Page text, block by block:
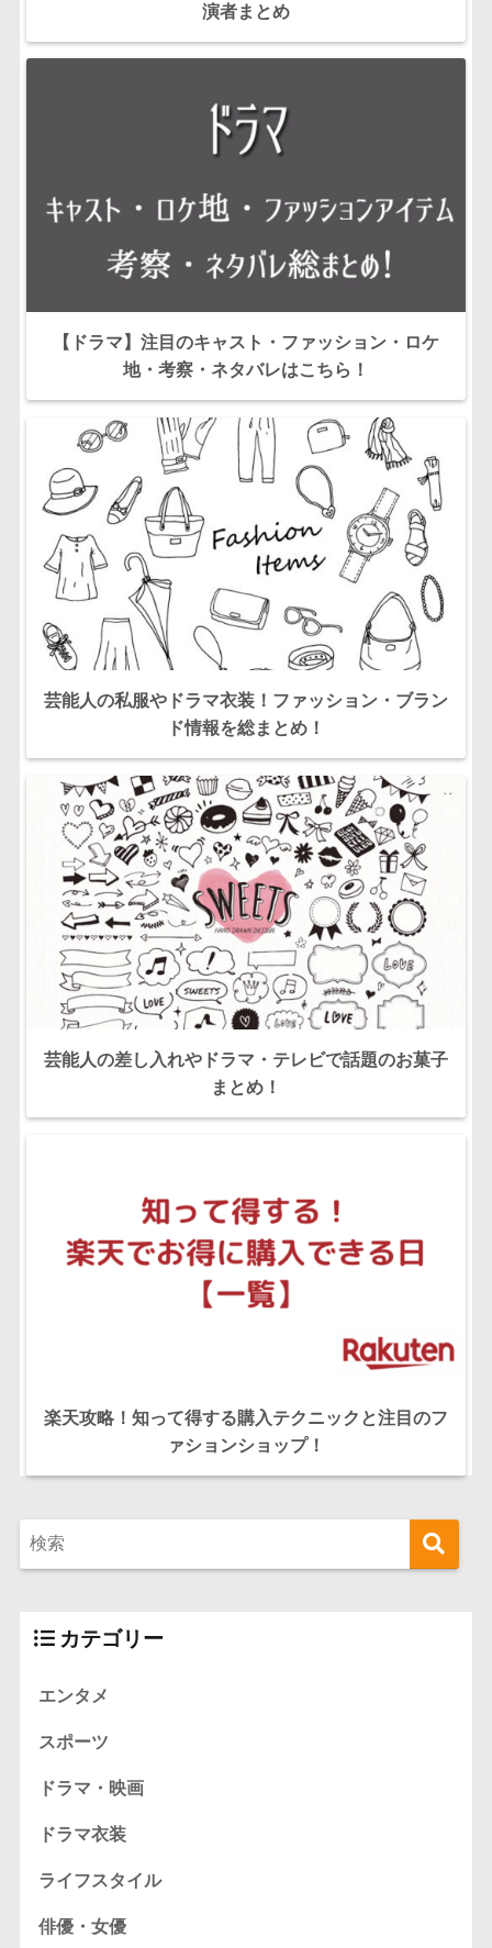
演者まとめ
【ドラマ】注目のキャスト・ファッション・ロケ
地・考察・ネタバレはこちら！
芸能人の私服やドラマ衣装！ファッション・ブラン
ド情報を総まとめ！
芸能人の差し入れやドラマ・テレビで話題のお菓子
まとめ！
楽天攻略！知って得する購入テクニックと注目のフ
ァションショップ！
カテゴリー
エンタメ
スポーツ
ドラマ・映画
ドラマ衣装
ライフスタイル
俳優・女優